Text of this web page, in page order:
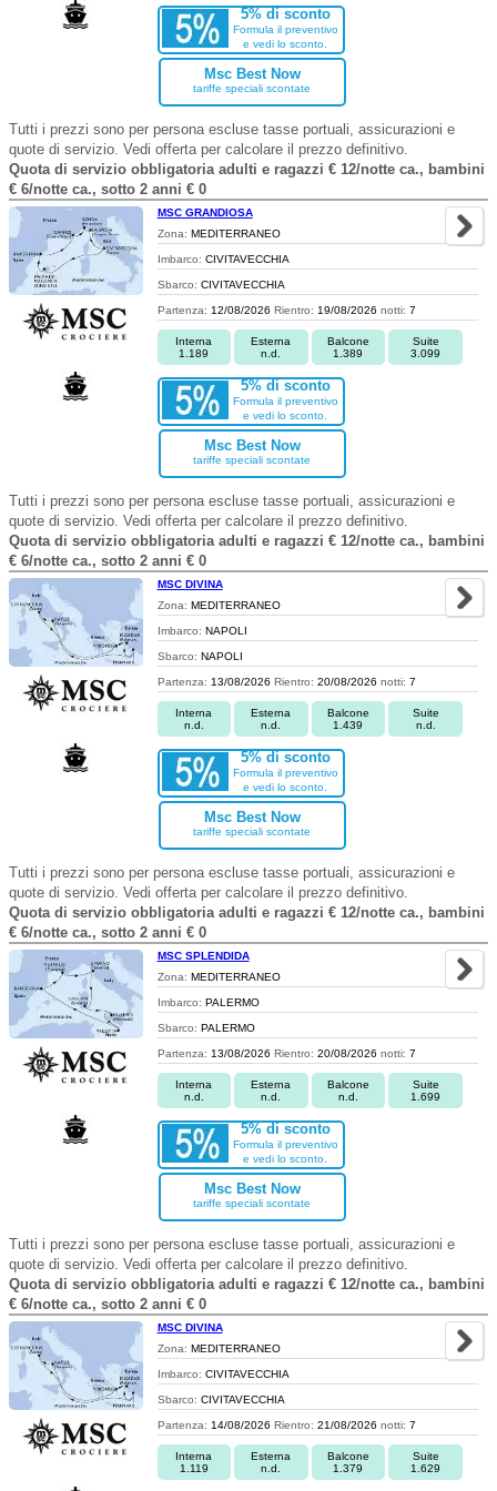
5% di sconto
Formula il preventivo
e vedi lo sconto.
Msc Best Now
tariffe speciali scontate
Tutti i prezzi sono per persona escluse tasse portuali, assicurazioni e
quote di servizio. Vedi offerta per calcolare il prezzo definitivo.
Quota di servizio obbligatoria adulti e ragazzi € 12/notte ca., bambini
€ 6/notte ca., sotto 2 anni € 0
MSC GRANDIOSA
Zona: MEDITERRANEO
Imbarco: CIVITAVECCHIA
Sbarco: CIVITAVECCHIA
Partenza: 12/08/2026 Rientro: 19/08/2026 notti: 7
Interna
1.189
Esterna
n.d.
Balcone
1.389
Suite
3.099
5% di sconto
Formula il preventivo
e vedi lo sconto.
Msc Best Now
tariffe speciali scontate
Tutti i prezzi sono per persona escluse tasse portuali, assicurazioni e
quote di servizio. Vedi offerta per calcolare il prezzo definitivo.
Quota di servizio obbligatoria adulti e ragazzi € 12/notte ca., bambini
€ 6/notte ca., sotto 2 anni € 0
MSC DIVINA
Zona: MEDITERRANEO
Imbarco: NAPOLI
Sbarco: NAPOLI
Partenza: 13/08/2026 Rientro: 20/08/2026 notti: 7
Interna
n.d.
Esterna
n.d.
Balcone
1.439
Suite
n.d.
5% di sconto
Formula il preventivo
e vedi lo sconto.
Msc Best Now
tariffe speciali scontate
Tutti i prezzi sono per persona escluse tasse portuali, assicurazioni e
quote di servizio. Vedi offerta per calcolare il prezzo definitivo.
Quota di servizio obbligatoria adulti e ragazzi € 12/notte ca., bambini
€ 6/notte ca., sotto 2 anni € 0
MSC SPLENDIDA
Zona: MEDITERRANEO
Imbarco: PALERMO
Sbarco: PALERMO
Partenza: 13/08/2026 Rientro: 20/08/2026 notti: 7
Interna
n.d.
Esterna
n.d.
Balcone
n.d.
Suite
1.699
5% di sconto
Formula il preventivo
e vedi lo sconto.
Msc Best Now
tariffe speciali scontate
Tutti i prezzi sono per persona escluse tasse portuali, assicurazioni e
quote di servizio. Vedi offerta per calcolare il prezzo definitivo.
Quota di servizio obbligatoria adulti e ragazzi € 12/notte ca., bambini
€ 6/notte ca., sotto 2 anni € 0
MSC DIVINA
Zona: MEDITERRANEO
Imbarco: CIVITAVECCHIA
Sbarco: CIVITAVECCHIA
Partenza: 14/08/2026 Rientro: 21/08/2026 notti: 7
Interna
1.119
Esterna
n.d.
Balcone
1.379
Suite
1.629